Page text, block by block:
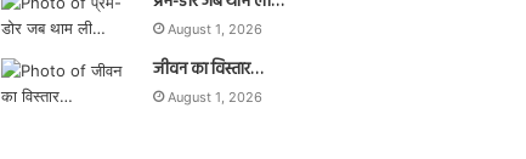
August 1, 2026
जीवन का विस्तार…
August 1, 2026